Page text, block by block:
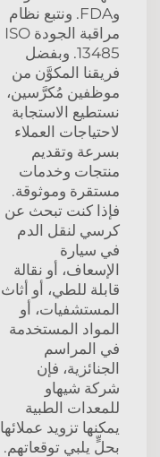
وFDA. ونتبع نظام
مراقبة الجودة ISO
13485. وبفضل
فريقنا المكوَّن من
موظفين مُكرَّسين،
نستطيع الاستجابة
لاحتياجات العملاء
بسرعة وتقديم
منتجات وخدمات
مستقرة وموثوقة.
فإذا كنت تبحث عن
كرسي لنقل الدم
في سيارة
الإسعاف، أو نقالة
قابلة للطي، أو أثاث
المستشفيات، أو
المواد المستخدمة
في المراسم
الجنائزية، فإن
شركة شيهاو
للمعدات الطبية
يمكنها تزويد عملائها
بحلٍّ يلبي توقعاتهم.